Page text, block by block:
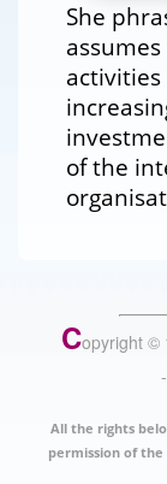
She
of the
Copyright ©
All the rights
permission of